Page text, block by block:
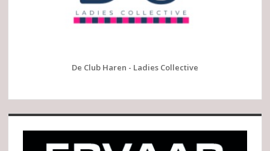
De Club Haren - Ladies Collective